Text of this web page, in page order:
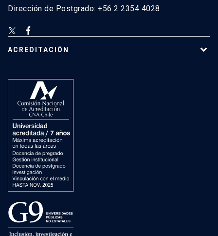
Dirección de Postgrado: +56 2 2354 4028
ACREDITACIÓN